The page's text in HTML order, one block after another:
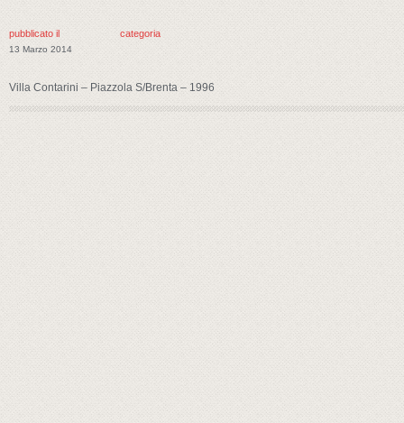
pubblicato il
13 Marzo 2014
categoria
Villa Contarini – Piazzola S/Brenta – 1996